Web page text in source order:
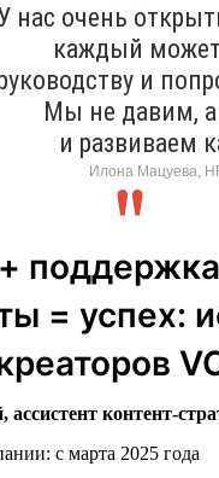
нас очень
каждый
и
Мы не давим,
и развиваем
Илона Мацуева,
= успех:
контент-
с марта 2025 года